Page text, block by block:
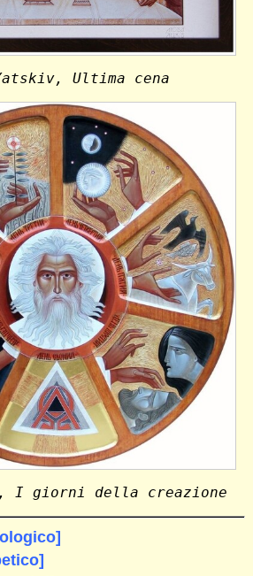
Ultima cena
I giorni della creazione